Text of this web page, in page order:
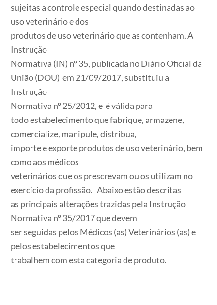
sujeitas a controle especial quando destinadas ao
uso veterinário e dos
produtos de uso veterinário que as contenham. A
Instrução
Normativa (IN) n° 35, publicada no Diário Oficial da
União (DOU) em 21/09/2017, substituiu a
Instrução
Normativa nº 25/2012, e é válida para
todo estabelecimento que fabrique, armazene,
comercialize, manipule, distribua,
importe e exporte produtos de uso veterinário, bem
como aos médicos
veterinários que os prescrevam ou os utilizam no
exercício da profissão. Abaixo estão descritas
as principais alterações trazidas pela Instrução
Normativa nº 35/2017 que devem
ser seguidas pelos Médicos (as) Veterinários (as) e
pelos estabelecimentos que
trabalhem com esta categoria de produto.